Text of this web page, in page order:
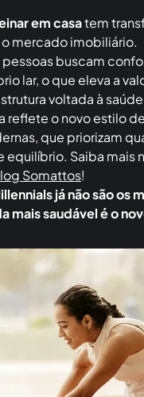
em casatem
mercado imobiliário.
pessoas buscam
lar, o que eleva a
voltada à
reflete o novo estilo
que priorizam
equilíbrio. Saiba mais
Somattos!
já não são os
mais saudável é o